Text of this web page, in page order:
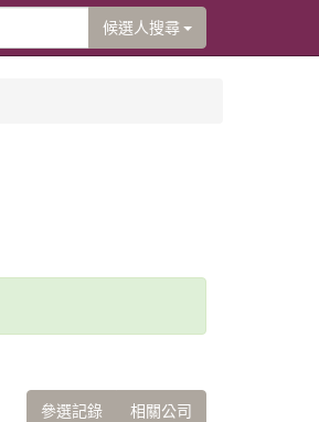
候選人搜尋
參選記錄 相關公司